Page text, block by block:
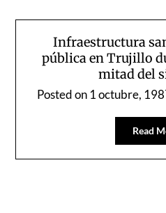
Infraestructura
pública en Trujillo
mitad del
Posted on1 octubre,
Read